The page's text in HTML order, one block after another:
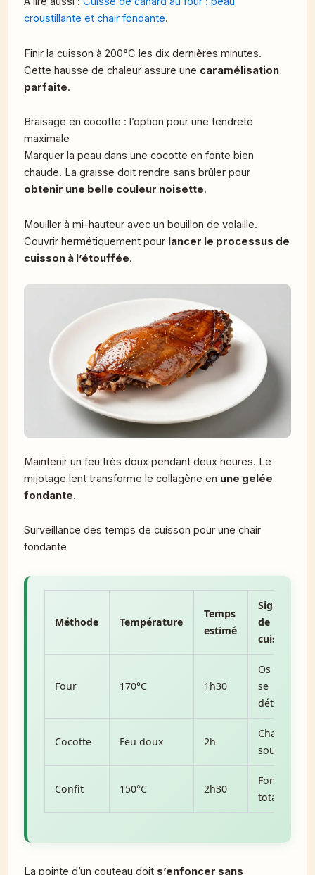
croustillante et chair fondante.
Finir la cuisson à 200°C les dix dernières minutes.
Cette hausse de chaleur assure une caramélisation
parfaite.
Braisage en cocotte : l’option pour une tendreté
maximale
Marquer la peau dans une cocotte en fonte bien
chaude. La graisse doit rendre sans brûler pour
obtenir une belle couleur noisette.
Mouiller à mi-hauteur avec un bouillon de volaille.
Couvrir hermétiquement pour lancer le processus de
cuisson à l’étouffée.
Maintenir un feu très doux pendant deux heures. Le
mijotage lent transforme le collagène en une gelée
fondante.
Surveillance des temps de cuisson pour une chair
fondante
Méthode Température
Temps
estimé
Signe
de
cuisson
Four 170°C 1h30
Os qui
se
détache
Cocotte Feu doux 2h
Chair
souple
Confit 150°C 2h30
Fondant
total
La pointe d’un couteau doit s’enfoncer sans